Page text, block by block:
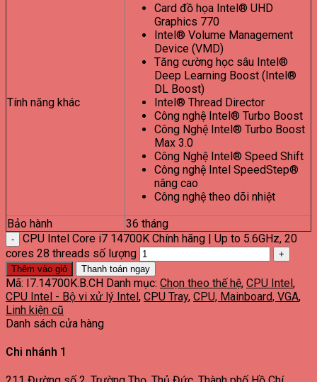
Tính năng khác
Card đồ họa Intel® UHD
Graphics 770
Intel® Volume Management
Device (VMD)
Tăng cường học sâu Intel®
Deep Learning Boost (Intel®
DL Boost)
Intel® Thread Director
Công nghệ Intel® Turbo Boost
Công Nghệ Intel® Turbo Boost
Max 3.0
Công Nghệ Intel® Speed Shift
Công nghệ Intel SpeedStep®
nâng cao
Công nghệ theo dõi nhiệt
Bảo hành
36 tháng
CPU Intel Core i7 14700K Chính hãng | Up to 5.6GHz, 20
cores 28 threads số lượng
Thêm vào giỏ Thanh toán ngay
Mã: I7.14700K.B.CH Danh mục: Chọn theo thế hệ, CPU Intel,
CPU Intel - Bộ vi xử lý Intel, CPU Tray, CPU, Mainboard, VGA,
Linh kiện cũ
Danh sách cửa hàng
Chi nhánh 1